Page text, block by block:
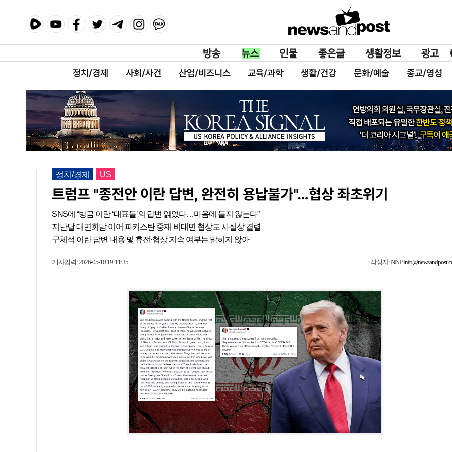
정치/경제 사회/사건 산업/비즈니스 교육/과학 생활/건강 문화/예술 종교/영성
정치/경제 US
트럼프 "종전안 이란 답변, 완전히 용납불가"…협상 좌초위기
SNS에 “방금 이란 ‘대표들’의 답변 읽었다…마음에 들지 않는다”
지난달 대면회담 이어 파키스탄 중재 비대면 협상도 사실상 결렬
구체적 이란 답변 내용 및 휴전·협상 지속 여부는 밝히지 않아
기사입력: 2026-05-10 19:11:35 작성자: NNP